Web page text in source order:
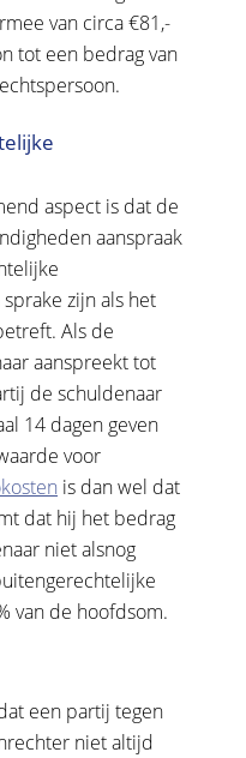
van circa €81,-
tot een bedrag van
aspect is dat de
aanspraak
zijn als het
Als de
aanspreekt tot
de schuldenaar
14 dagen geven
voor
is dan wel dat
dat hij het bedrag
niet alsnog
van de hoofdsom.
een partij tegen
niet altijd